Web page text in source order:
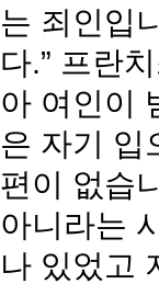
는 죄인입
다.” 프란
아 여인이
은 자기 입
편이 없습
아니라는
나 있었고